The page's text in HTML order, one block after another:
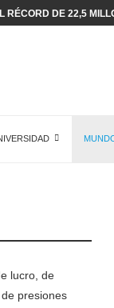
RÉCORD DE 22,5
lucro, de
de presiones